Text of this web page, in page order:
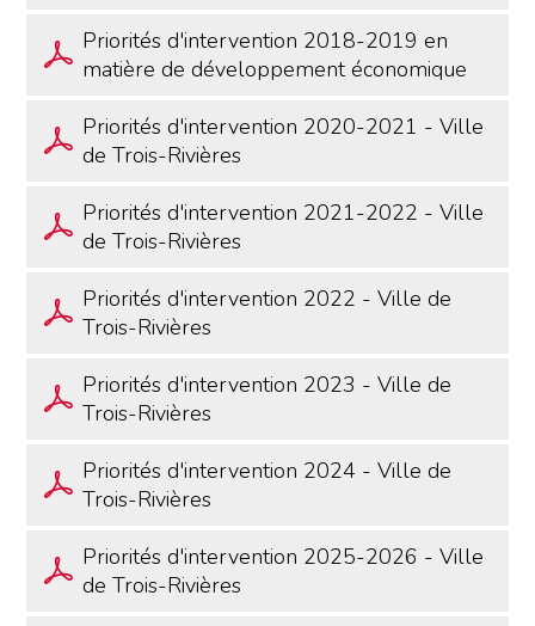
Priorités d'intervention 2018-2019 en
matière de développement économique
Priorités d'intervention 2020-2021 - Ville
de Trois-Rivières
Priorités d'intervention 2021-2022 - Ville
de Trois-Rivières
Priorités d'intervention 2022 - Ville de
Trois-Rivières
Priorités d'intervention 2023 - Ville de
Trois-Rivières
Priorités d'intervention 2024 - Ville de
Trois-Rivières
Priorités d'intervention 2025-2026 - Ville
de Trois-Rivières